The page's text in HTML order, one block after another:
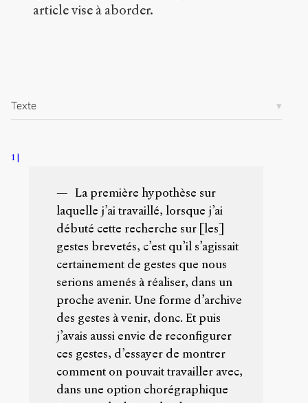
e
n
article vise à aborder.
Texte
1
La première hypothèse sur
laquelle j’ai travaillé, lorsque j’ai
débuté cette recherche sur [les]
gestes brevetés, c’est qu’il s’agissait
certainement de gestes que nous
serions amenés à réaliser, dans un
proche avenir. Une forme d’archive
des gestes à venir, donc. Et puis
j’avais aussi envie de reconfigurer
ces gestes, d’essayer de montrer
comment on pouvait travailler avec,
dans une option chorégraphique